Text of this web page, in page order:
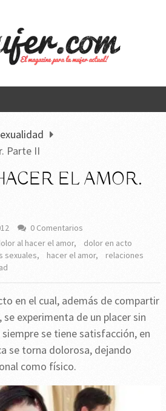
Parte II
EL AMOR.
0 Comentarios
al hacer el amor,
dolor en acto
sexuales, hacer el amor,
relaciones
en el cual, además de compartir
experimenta de un placer sin
se tiene satisfacción, en
se torna dolorosa, dejando
como físico.